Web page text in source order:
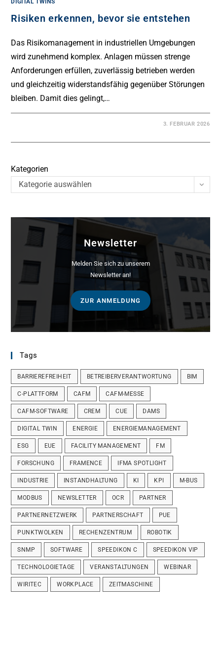
Risiken erkennen, bevor sie entstehen
Das Risikomanagement in industriellen Umgebungen
wird zunehmend komplex. Anlagen müssen strenge
Anforderungen erfüllen, zuverlässig betrieben werden
und gleichzeitig widerstandsfähig gegenüber Störungen
bleiben. Damit dies gelingt,…
3. FEBRUAR 2026
Kategorien
Kategorie auswählen
Newsletter
Melden Sie sich zu unserem
Newsletter an!
ZUR ANMELDUNG
Tags
BARRIEREFREIHEIT BETREIBERVERANTWORTUNG BIM
C-PLATTFORM CAFM CAFM-MESSE
CAFM-SOFTWARE CREM CUE DAMS
DIGITAL TWIN ENERGIE ENERGIEMANAGEMENT
ESG EUE FACILITY MANAGEMENT FM
FORSCHUNG FRAMENCE IFMA SPOTLIGHT
INDUSTRIE INSTANDHALTUNG KI KPI M-BUS
MODBUS NEWSLETTER OCR PARTNER
PARTNERNETZWERK PARTNERSCHAFT PUE
PUNKTWOLKEN RECHENZENTRUM ROBOTIK
SNMP SOFTWARE SPEEDIKON C SPEEDIKON VIP
TECHNOLOGIETAGE VERANSTALTUNGEN WEBINAR
WIRITEC WORKPLACE ZEITMASCHINE